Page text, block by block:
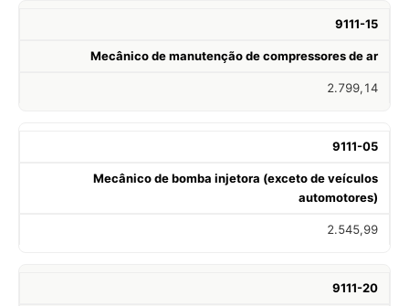
9111-15
Mecânico de manutenção de compressores de ar
2.799,14
9111-05
Mecânico de bomba injetora (exceto de veículos
automotores)
2.545,99
9111-20